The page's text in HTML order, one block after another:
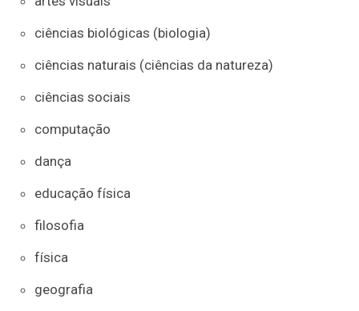
ciências biológicas (biologia)
ciências naturais (ciências da natureza)
ciências sociais
computação
dança
educação física
filosofia
física
geografia